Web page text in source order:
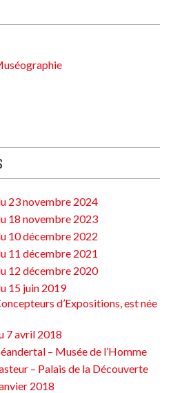
23 novembre 2024
18 novembre 2023
10 décembre 2022
11 décembre 2021
12 décembre 2020
15 juin 2019
d’Expositions, est née
7 avril 2018
– Musée de l’Homme
– Palais de la Découverte
2018